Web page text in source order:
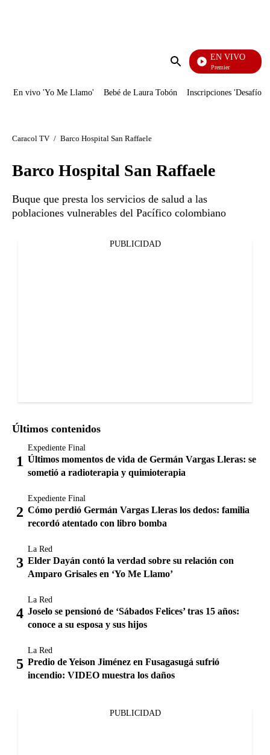
Enviar
EN VIVO
Noches De Premier
En vivo 'Yo Me Llamo' Bebé de Laura Tobón Inscripciones 'Desafío'
Caracol TV / Barco Hospital San Raffaele
Barco Hospital San Raffaele
Buque que presta los servicios de salud a las
poblaciones vulnerables del Pacífico colombiano
PUBLICIDAD
Últimos contenidos
Expediente Final
Últimos momentos de vida de Germán Vargas Lleras: se
sometió a radioterapia y quimioterapia
Expediente Final
Cómo perdió Germán Vargas Lleras los dedos: familia
recordó atentado con libro bomba
La Red
Elder Dayán contó la verdad sobre su relación con
Amparo Grisales en ‘Yo Me Llamo’
La Red
Joselo se pensionó de ‘Sábados Felices’ tras 15 años:
conoce a su esposa y sus hijos
La Red
Predio de Yeison Jiménez en Fusagasugá sufrió
incendio: VIDEO muestra los daños
PUBLICIDAD